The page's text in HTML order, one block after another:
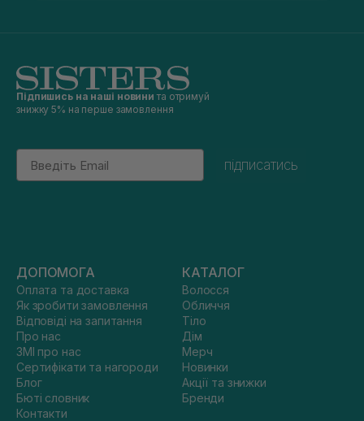
Підпишись на наші новини та отримуй
знижку 5% на перше замовлення
Email
підписатись
ДОПОМОГА
Оплата та доставка
Як зробити замовлення
Відповіді на запитання
Про нас
ЗМІ про нас
Сертифікати та нагороди
Блог
Бюті словник
Контакти
КАТАЛОГ
Волосся
Обличчя
Тіло
Дім
Мерч
Новинки
Акції та знижки
Бренди